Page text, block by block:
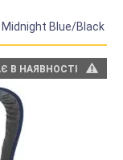
Midnight Blue/Black
В НАЯВНОСТІ